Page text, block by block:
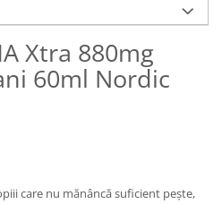
Xtra 880mg
60ml Nordic
care nu mănâncă suficient pește,